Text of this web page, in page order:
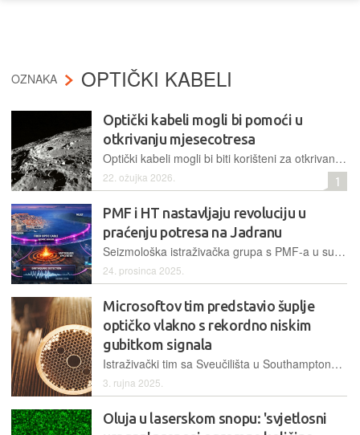
OZNAKA OPTIČKI KABELI
Optički kabeli mogli bi pomoći u
otkrivanju mjesecotresa
Optički kabeli mogli bi biti korišteni za otkrivanje potresa na Mjesecu, nudeći jednostavniji način prikupljanja seizmičkih podataka za podršku budućim misijama
22. ožujka 2026. 1
PMF i HT nastavljaju revoluciju u
praćenju potresa na Jadranu
Seizmološka istraživačka grupa s PMF-a u suradnji s Hrvatskim telekomom i Dubrovačko-neretvanskoj županiji uspjela je dovršiti mini revoluciju u praćenju potresa na području južnog Jadrana
24. prosinca 2025.
Microsoftov tim predstavio šuplje
optičko vlakno s rekordno niskim
gubitkom signala
Istraživački tim sa Sveučilišta u Southamptonu, ali pod okriljem Microsofta, objavio je rad o novom dizajnu optičkog kabela koji omogućuje brži prijenos podataka uz znatno manje slabljenje signala
3. rujna 2025.
Oluja u laserskom snopu: 'svjetlosni